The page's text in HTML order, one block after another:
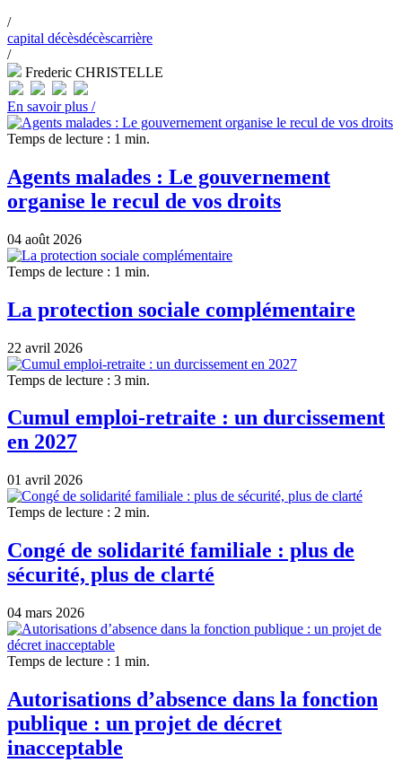
/
capital décèsdécèscarrière
/
Frederic CHRISTELLE
En savoir plus /
Temps de lecture : 1 min.
Agents malades : Le gouvernement
organise le recul de vos droits
04 août 2026
Temps de lecture : 1 min.
La protection sociale complémentaire
22 avril 2026
Temps de lecture : 3 min.
Cumul emploi-retraite : un durcissement
en 2027
01 avril 2026
Temps de lecture : 2 min.
Congé de solidarité familiale : plus de
sécurité, plus de clarté
04 mars 2026
Temps de lecture : 1 min.
Autorisations d’absence dans la fonction
publique : un projet de décret
inacceptable